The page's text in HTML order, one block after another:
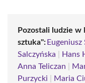
Pozostali ludzie
sztuka": Eugeniusz
Salczyńska
Hans
Anna Teliczan
Purzycki
Maria